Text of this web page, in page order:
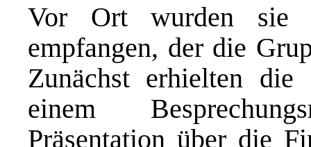
Vor Ort wurden
empfangen, der die
Zunächst erhielten
einem
Präsentation über die